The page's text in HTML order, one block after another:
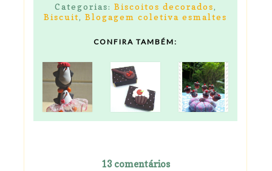
Categorias: Biscoitos decorados,
Biscuit, Blogagem coletiva esmaltes
CONFIRA TAMBÉM:
13 comentários